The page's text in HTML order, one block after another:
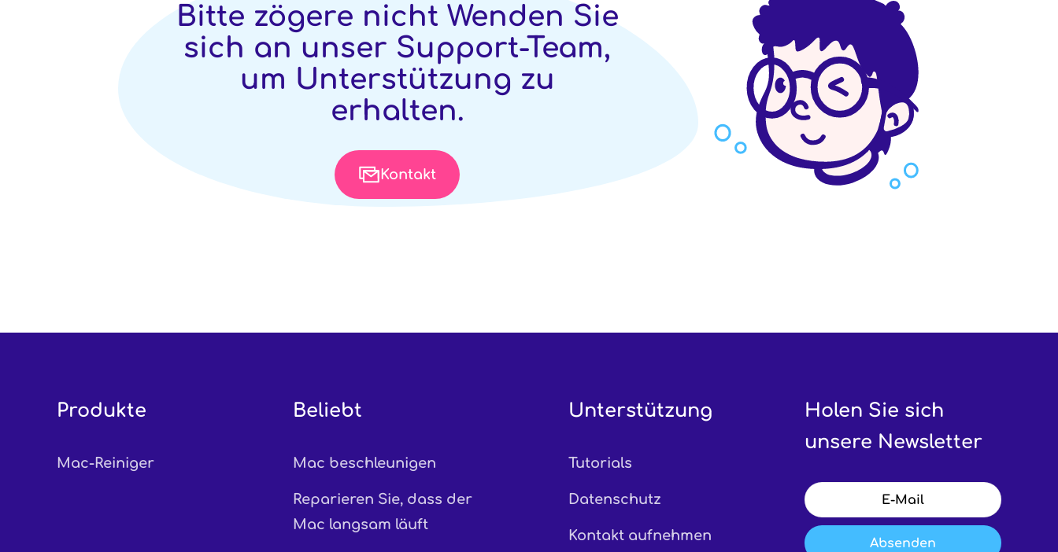
Bitte zögere nicht Wenden Sie
sich an unser Support-Team,
um Unterstützung zu
erhalten.
Kontakt
Produkte
Mac-Reiniger
Beliebt
Mac beschleunigen
Reparieren Sie, dass der
Mac langsam läuft
Unterstützung
Tutorials
Datenschutz
Kontakt aufnehmen
Holen Sie sich
unsere Newsletter
Absenden